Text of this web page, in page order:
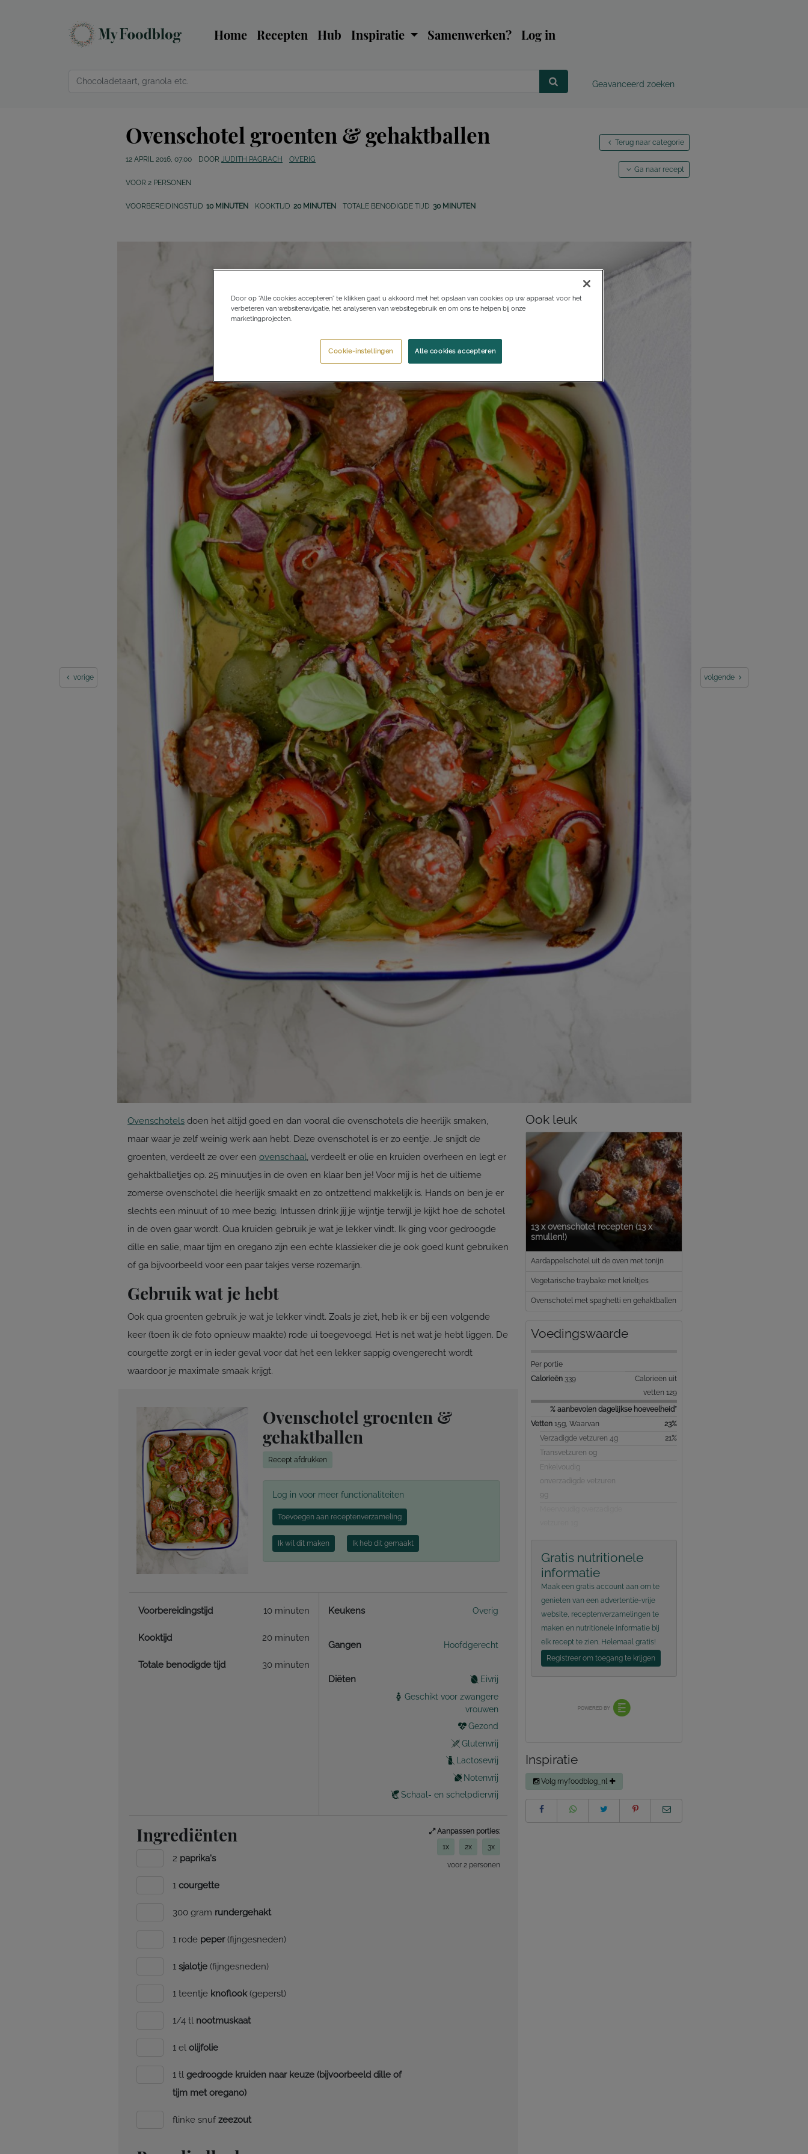
Home Recepten Hub Inspiratie Samenwerken? Log in
Geavanceerd zoeken
Ovenschotel groenten & gehaktballen
12 APRIL 2016, 07:00 DOOR JUDITH PAGRACH OVERIG
VOOR 2 PERSONEN
VOORBEREIDINGSTIJD 10 MINUTEN KOOKTIJD 20 MINUTEN TOTALE BENODIGDE TIJD 30 MINUTEN
Terug naar categorie
Ga naar recept
vorige volgende
Ovenschotels doen het altijd goed en dan vooral die ovenschotels die heerlijk smaken,
maar waar je zelf weinig werk aan hebt. Deze ovenschotel is er zo eentje. Je snijdt de
groenten, verdeelt ze over een ovenschaal, verdeelt er olie en kruiden overheen en legt er
gehaktballetjes op. 25 minuutjes in de oven en klaar ben je! Voor mij is het de ultieme
zomerse ovenschotel die heerlijk smaakt en zo ontzettend makkelijk is. Hands on ben je er
slechts een minuut of 10 mee bezig. Intussen drink jij je wijntje terwijl je kijkt hoe de schotel
in de oven gaar wordt. Qua kruiden gebruik je wat je lekker vindt. Ik ging voor gedroogde
dille en salie, maar tijm en oregano zijn een echte klassieker die je ook goed kunt gebruiken
of ga bijvoorbeeld voor een paar takjes verse rozemarijn.
Gebruik wat je hebt
Ook qua groenten gebruik je wat je lekker vindt. Zoals je ziet, heb ik er bij een volgende
keer (toen ik de foto opnieuw maakte) rode ui toegevoegd. Het is net wat je hebt liggen. De
courgette zorgt er in ieder geval voor dat het een lekker sappig ovengerecht wordt
waardoor je maximale smaak krijgt.
Ovenschotel groenten &
gehaktballen
Recept afdrukken
Log in voor meer functionaliteiten
Toevoegen aan receptenverzameling
Ik wil dit maken Ik heb dit gemaakt
Voorbereidingstijd 10 minuten
Kooktijd 20 minuten
Totale benodigde tijd 30 minuten
Keukens Overig
Gangen Hoofdgerecht
Diëten
Eivrij
Geschikt voor zwangere
vrouwen
Gezond
Glutenvrij
Lactosevrij
Notenvrij
Schaal- en schelpdiervrij
Aanpassen porties:
1x 2x 3x
voor 2 personen
Ingrediënten
2 paprika's
1 courgette
300 gram rundergehakt
1 rode peper(fijngesneden)
1 sjalotje (fijngesneden)
1 teentje knoflook(geperst)
1/4 tl nootmuskaat
1 el olijfolie
1 tl gedroogde kruiden naar keuze (bijvoorbeeld dille of
tijm met oregano)
flinke snuf zeezout
Ook leuk
13 x ovenschotel recepten (13 x
smullen!)
Aardappelschotel uit de oven met tonijn
Vegetarische traybake met krieltjes
Ovenschotel met spaghetti en gehaktballen
Voedingswaarde
Per portie
Calorieën 339
Calorieën uit
vetten 129
% aanbevolen dagelijkse hoeveelheid*
Vetten 15g, Waarvan
23%
Verzadigde vetzuren 4g
21%
Transvetzuren 0g
Enkelvoudig
onverzadigde vetzuren
9g
Gratis nutritionele
informatie
Maak een gratis account aan om te
genieten van een advertentie-vrije
website, receptenverzamelingen te
maken en nutritionele informatie bij
elk recept te zien. Helemaal gratis!
Registreer om toegang te krijgen
Inspiratie
Volg myfoodblog_nl
Door op “Alle cookies accepteren” te klikken gaat u akkoord met het opslaan van cookies op uw apparaat voor het
verbeteren van websitenavigatie, het analyseren van websitegebruik en om ons te helpen bij onze
marketingprojecten.
Alle cookies accepteren
Cookie-instellingen